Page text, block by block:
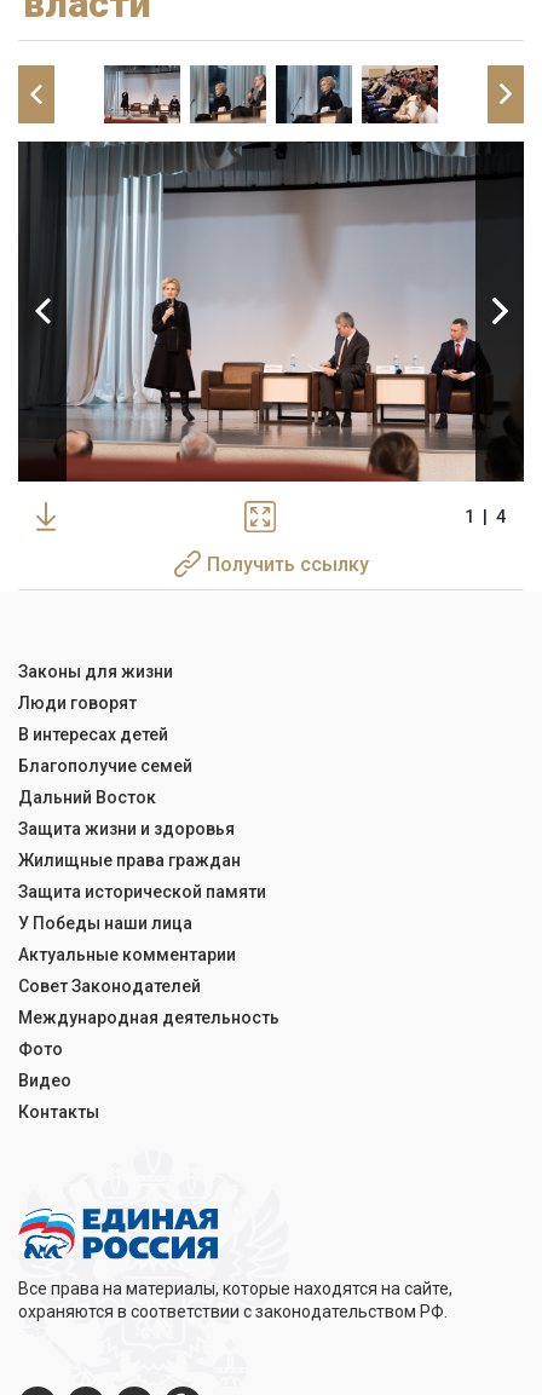
Получить ссылку
1 4
Все права на материалы, которые находятся на сайте,
охраняются в соответствии с законодательством РФ.
Законы для жизни
Люди говорят
В интересах детей
Благополучие семей
Дальний Восток
Защита жизни и здоровья
Жилищные права граждан
Защита исторической памяти
У Победы наши лица
Актуальные комментарии
Совет Законодателей
Международная деятельность
Фото
Видео
Контакты